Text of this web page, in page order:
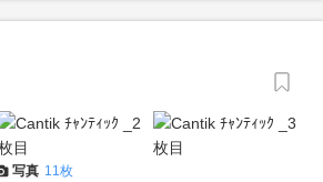
写真 11枚